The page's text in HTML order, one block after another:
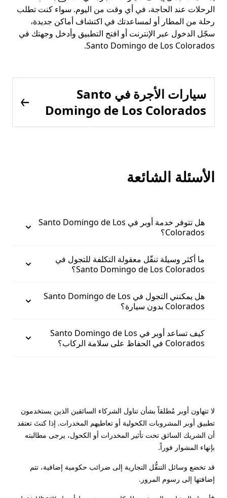
الرحلات عند الحاجة، في أي وقت من اليوم. سواء كنت تطلب
رحلة من المطار أو لمساعدتك في اكتشاف أماكن جديدة،
سجّل الدخول عبر الإنترنت أو افتح التطبيق وأدخل وجهتك في
Santo Domingo de Los Colorados.
سيارات الأجرة في Santo
Domingo de Los Colorados
الأسئلة الشائعة
هل تتوفر خدمة أوبر في Santo Domingo de Los
Colorados؟
ما أكثر وسيلة تنقّل معقولة التكلفة للتجول في
Santo Domingo de Los Colorados؟
هل يمكنني التجول في Santo Domingo de Los
Colorados بدون سيارة؟
كيف تساعد أوبر في Santo Domingo de Los
Colorados في الحفاظ على سلامة الركاب؟
لا تتهاون أوبر مُطلقاً بشأن تناول الشركاء السائقين الذين يستخدمون
تطبيق أوبر المشروبات الكحولية أو تعاطيهم المخدرات. إذا كنتَ تعتقد
أن الشريك السائق تحت تأثير المخدرات أو الكحول، يرجى مطالبته
بإنهاء المشوار فوراً.
قد تخضع وسائل التنقُّل التجارية إلى ضرائب حكومية إضافية، تتم
إضافتها إلى رسوم المرور.